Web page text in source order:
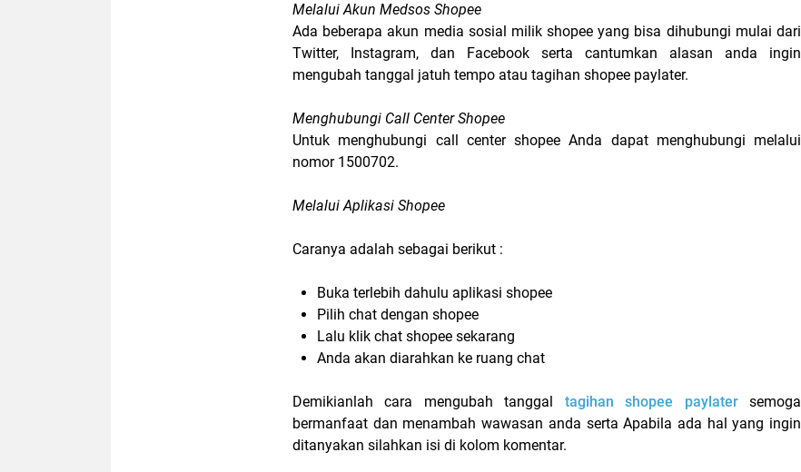
Melalui Akun Medsos Shopee
Ada beberapa akun media sosial milik shopee yang bisa dihubungi mulai dari
Twitter, Instagram, dan Facebook serta cantumkan alasan anda ingin
mengubah tanggal jatuh tempo atau tagihan shopee paylater.
Menghubungi Call Center Shopee
Untuk menghubungi call center shopee Anda dapat menghubungi melalui
nomor 1500702.
Melalui Aplikasi Shopee
Caranya adalah sebagai berikut :
Buka terlebih dahulu aplikasi shopee
Pilih chat dengan shopee
Lalu klik chat shopee sekarang
Anda akan diarahkan ke ruang chat
Demikianlah cara mengubah tanggal tagihan shopee paylatersemoga
bermanfaat dan menambah wawasan anda serta Apabila ada hal yang ingin
ditanyakan silahkan isi di kolom komentar.